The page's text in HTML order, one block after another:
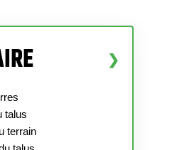
talus
terrain